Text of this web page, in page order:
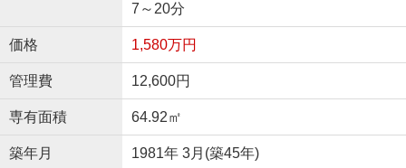
7～20分
価格 1,580万円
管理費 12,600円
専有面積 64.92㎡
築年月 1981年 3月(築45年)